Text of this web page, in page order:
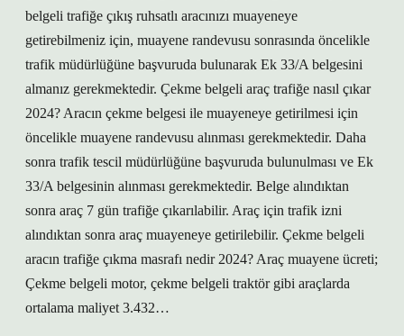
belgeli trafiğe çıkış ruhsatlı aracınızı muayeneye
getirebilmeniz için, muayene randevusu sonrasında öncelikle
trafik müdürlüğüne başvuruda bulunarak Ek 33/A belgesini
almanız gerekmektedir. Çekme belgeli araç trafiğe nasıl çıkar
2024? Aracın çekme belgesi ile muayeneye getirilmesi için
öncelikle muayene randevusu alınması gerekmektedir. Daha
sonra trafik tescil müdürlüğüne başvuruda bulunulması ve Ek
33/A belgesinin alınması gerekmektedir. Belge alındıktan
sonra araç 7 gün trafiğe çıkarılabilir. Araç için trafik izni
alındıktan sonra araç muayeneye getirilebilir. Çekme belgeli
aracın trafiğe çıkma masrafı nedir 2024? Araç muayene ücreti;
Çekme belgeli motor, çekme belgeli traktör gibi araçlarda
ortalama maliyet 3.432…